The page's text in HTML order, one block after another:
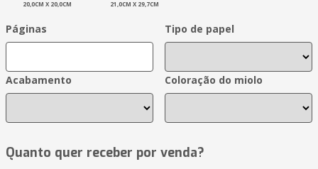
20,0CM X 20,0CM 21,0CM X 29,7CM
Páginas Tipo de papel
Acabamento Coloração do miolo
Quanto quer receber por venda?